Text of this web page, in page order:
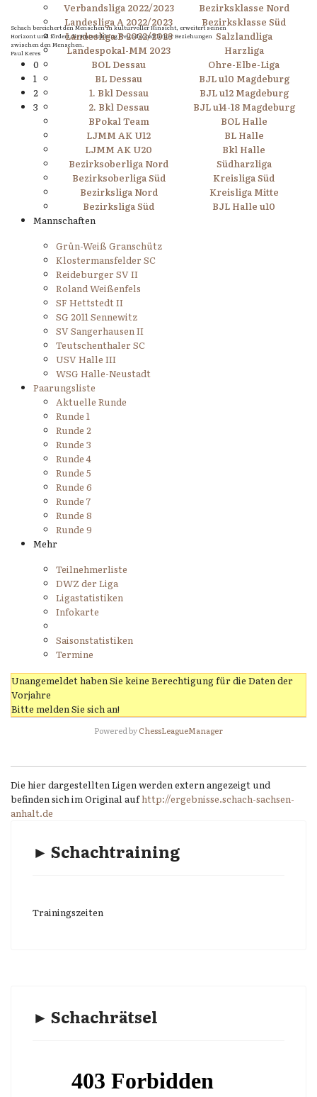
Schach bereichert den Menschen in kulturvoller Hinsicht, erweitert seinen
Horizont und fördert die Entwicklung freundschaftlicher Beziehungen
zwischen den Menschen.
Paul Keres
0
1
2
3
Verbandsliga 2022/2023
Bezirksklasse Nord
Landesliga A 2022/2023
Bezirksklasse Süd
Landesliga B 2022/2023
Salzlandliga
Landespokal-MM 2023
Harzliga
BOL Dessau
Ohre-Elbe-Liga
BL Dessau
BJL u10 Magdeburg
1. Bkl Dessau
BJL u12 Magdeburg
2. Bkl Dessau
BJL u14-18 Magdeburg
BPokal Team
BOL Halle
LJMM AK U12
BL Halle
LJMM AK U20
Bkl Halle
Bezirksoberliga Nord
Südharzliga
Bezirksoberliga Süd
Kreisliga Süd
Bezirksliga Nord
Kreisliga Mitte
Bezirksliga Süd
BJL Halle u10
Mannschaften
Grün-Weiß Granschütz
Klostermansfelder SC
Reideburger SV II
Roland Weißenfels
SF Hettstedt II
SG 2011 Sennewitz
SV Sangerhausen II
Teutschenthaler SC
USV Halle III
WSG Halle-Neustadt
Paarungsliste
Aktuelle Runde
Runde 1
Runde 2
Runde 3
Runde 4
Runde 5
Runde 6
Runde 7
Runde 8
Runde 9
Mehr
Teilnehmerliste
DWZ der Liga
Ligastatistiken
Infokarte
Saisonstatistiken
Termine
Unangemeldet haben Sie keine Berechtigung für die Daten der
Vorjahre
Bitte melden Sie sich an!
Powered byChessLeagueManager
Die hier dargestellten Ligen werden extern angezeigt und
befinden sich im Original aufhttp://ergebnisse.schach-sachsen-
anhalt.de
► Schachtraining
Trainingszeiten
► Schachrätsel